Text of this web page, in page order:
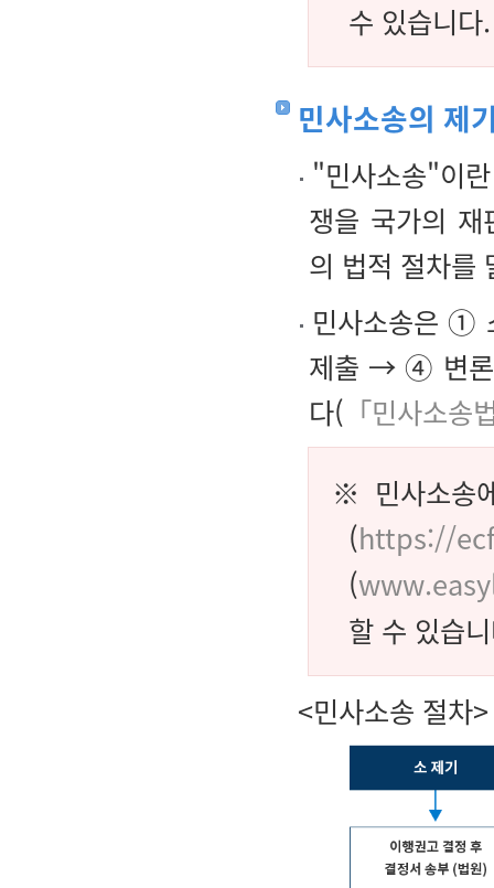
수 있습니다.
민사소송의 제
"민사소송"이
쟁을 국가의 재
의 법적 절차를
민사소송은
제출 → ④ 변론
다( 「민사소
※ 민사소송
(https://
(
할 수 있습
<민사소송 절차>